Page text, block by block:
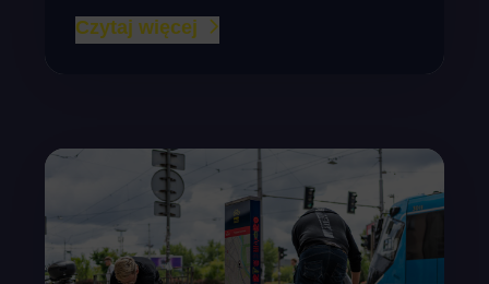
Czytaj więcej